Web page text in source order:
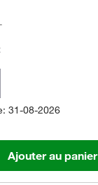
31-08-2026
Ajouter au panier